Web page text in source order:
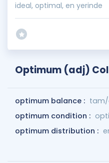
ideal, optimal, en yerinde
Optimum (adj)
optimum balance : tam/
optimum condition :
optimum distribution :